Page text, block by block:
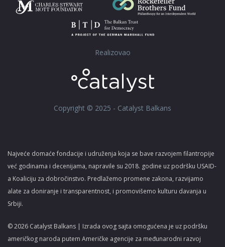
Realizovao
Copyright © 2025 - Catalyst Balkans
Najveće domaće fondacije i udruženja koja se bave razvojem filantropije
već godinama i decenijama, napravile su 2018. godine uz podršku USAID-
a Koaliciju za dobročinstvo. Predlažemo promene zakona, razvijamo
alate za doniranje i transparentnost, i promovišemo kulturu davanja u
Srbiji.
© 2026 Catalyst Balkans | Izrada ovog sajta omogućena je uz podršku
američkog naroda putem Američke agencije za međunarodni razvoj